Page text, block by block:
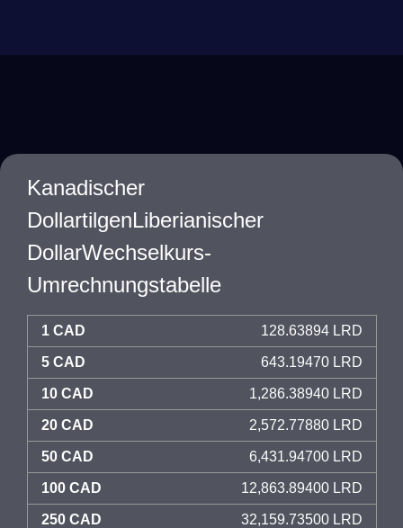
Kanadischer
DollartilgenLiberianischer
DollarWechselkurs-
Umrechnungstabelle
1 CAD 128.63894 LRD
5 CAD 643.19470 LRD
10 CAD 1,286.38940 LRD
20 CAD 2,572.77880 LRD
50 CAD 6,431.94700 LRD
100 CAD 12,863.89400 LRD
250 CAD 32,159.73500 LRD